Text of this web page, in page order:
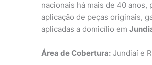
nacionais há mais de 40
aplicação de peças originais,
aplicadas a domicílio em
Área de Cobertura: Jundiaí e